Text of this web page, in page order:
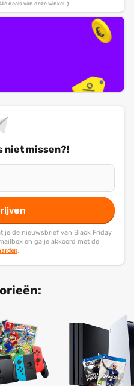
deals van deze winkel
niet missen?!
je de nieuwsbrief van Black Friday
en ga je akkoord met de
.